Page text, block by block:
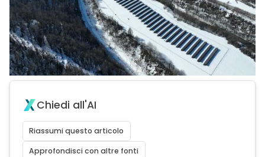
Chiedi all'AI
Riassumi questo articolo
Approfondisci con altre fonti